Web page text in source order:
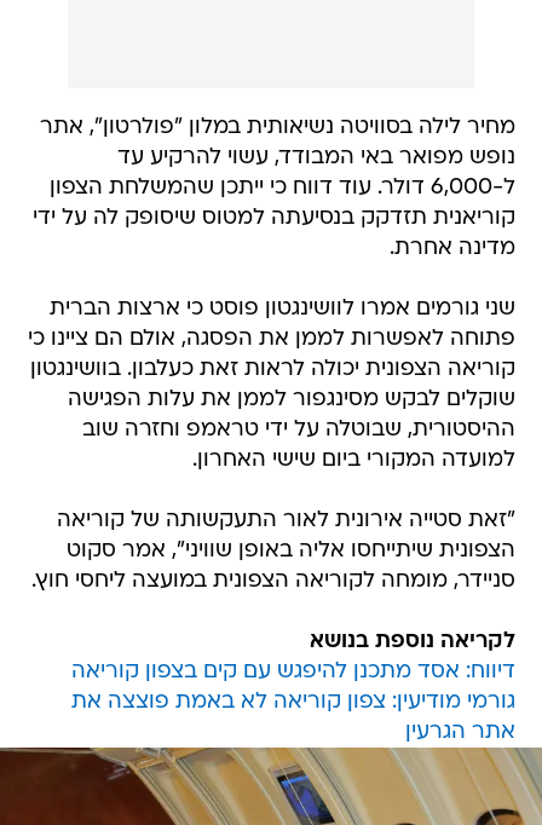
מחיר לילה בסוויטה נשיאותית במלון "פולרטון", אתר
נופש מפואר באי המבודד, עשוי להרקיע עד
ל-6,000 דולר. עוד דווח כי ייתכן שהמשלחת הצפון
קוריאנית תזדקק בנסיעתה למטוס שיסופק לה על ידי
מדינה אחרת.
שני גורמים אמרו לוושינגטון פוסט כי ארצות הברית
פתוחה לאפשרות לממן את הפסגה, אולם הם ציינו כי
קוריאה הצפונית יכולה לראות זאת כעלבון. בוושינגטון
שוקלים לבקש מסינגפור לממן את עלות הפגישה
ההיסטורית, שבוטלה על ידי טראמפ וחזרה שוב
למועדה המקורי ביום שישי האחרון.
"זאת סטייה אירונית לאור התעקשותה של קוריאה
הצפונית שיתייחסו אליה באופן שוויני", אמר סקוט
סניידר, מומחה לקוריאה הצפונית במועצה ליחסי חוץ.
לקריאה נוספת בנושא
דיווח: אסד מתכנן להיפגש עם קים בצפון קוריאה
גורמי מודיעין: צפון קוריאה לא באמת פוצצה את
אתר הגרעין